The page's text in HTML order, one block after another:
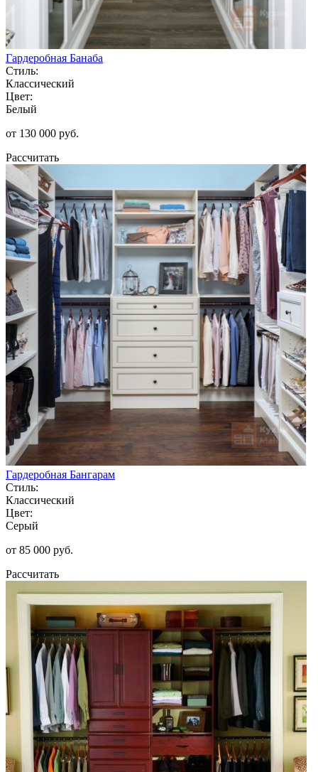
Гардеробная Банаба
Стиль:
Классический
Цвет:
Белый
от 130 000 руб.
Рассчитать
Гардеробная Бангарам
Стиль:
Классический
Цвет:
Серый
от 85 000 руб.
Рассчитать